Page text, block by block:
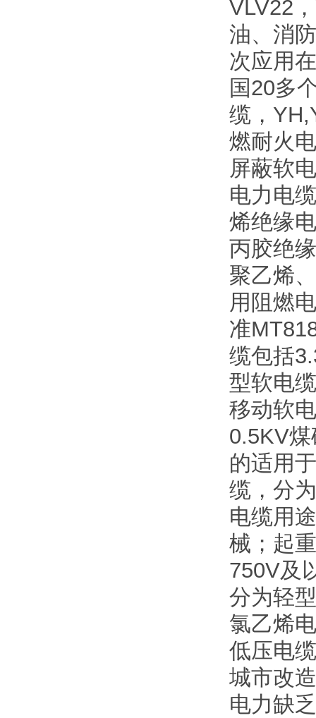
VLV22
油、消
次应用
国20多
缆，
燃耐火
屏蔽软
电力电
烯绝缘
丙胶绝
聚乙烯
用阻燃
准
缆包括
型软电
移动软
0.5KV
的适用
缆，分
电缆用
械；起
750V及
分为轻
氯乙烯
低压电
城市改
电力缺